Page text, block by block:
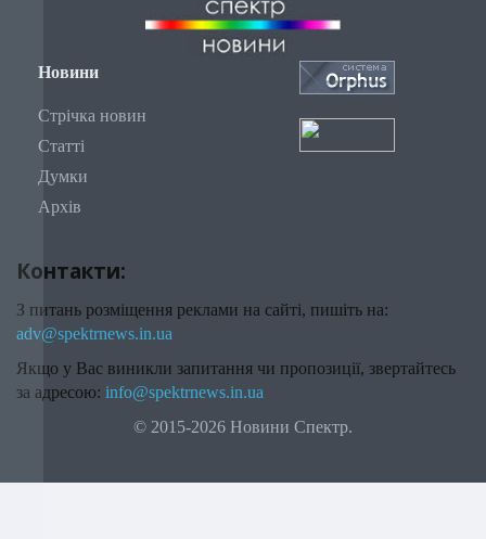
Новини
Стрічка новин
Статті
Думки
Архів
Контакти:
З питань розміщення реклами на сайті, пишіть на:
adv@spektrnews.in.ua
Якщо у Вас виникли запитання чи пропозиції, звертайтесь
за адресою: info@spektrnews.in.ua
© 2015-2026 Новини Спектр.